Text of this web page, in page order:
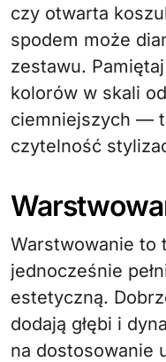
czy otwarta
spodem może
zestawu.
kolorów w skali
ciemniejszych —
czytelność
Warstwowanie to
jednocześnie
estetyczną.
dodają głębi i
na dostosowanie